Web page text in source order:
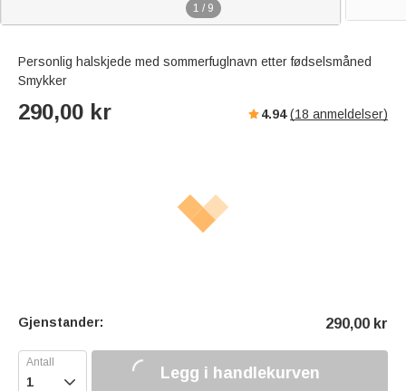
1 / 9
Personlig halskjede med sommerfuglnavn etter fødselsmåned
Smykker
290,00 kr 4.94 (18 anmeldelser)
Gjenstander: 290,00 kr
 Legg i handlekurven